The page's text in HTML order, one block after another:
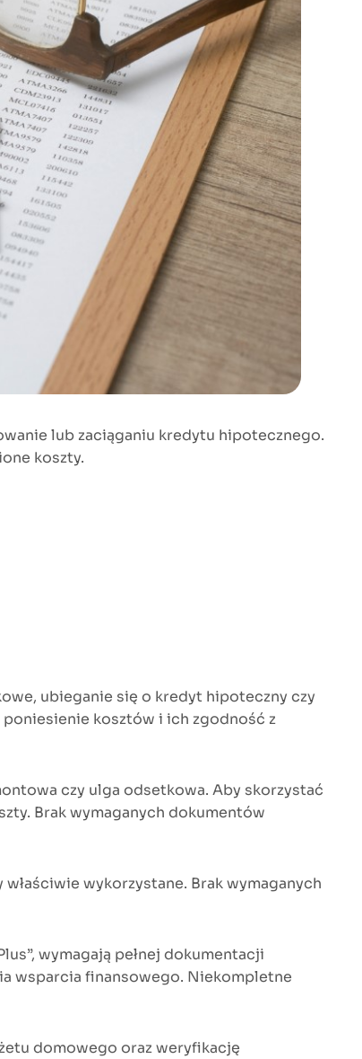
lub zaciąganiu kredytu hipotecznego.
koszty.
ubieganie się o kredyt hipoteczny czy
kosztów i ich zgodność z
czy ulga odsetkowa. Aby skorzystać
Brak wymaganych dokumentów
wykorzystane. Brak wymaganych
wymagają pełnej dokumentacji
wsparcia finansowego. Niekompletne
domowego oraz weryfikację